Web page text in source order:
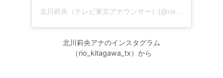
北川莉央アナのインスタグラム
（rio_kitagawa_tx）から